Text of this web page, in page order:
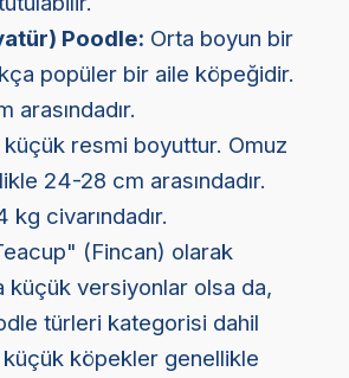
Poodle: Orta boyun bir
popüler bir aile köpeğidir.
arasındadır.
küçük resmi boyuttur. Omuz
24-28 cm arasındadır.
kg civarındadır.
(Fincan) olarak
küçük versiyonlar olsa da,
türleri kategorisi dahil
küçük köpekler genellikle